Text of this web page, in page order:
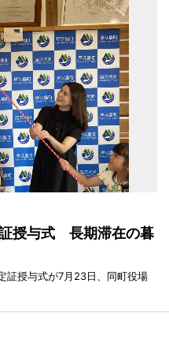
授与式 長期滞在の暮
証授与式が7月23日、同町役場